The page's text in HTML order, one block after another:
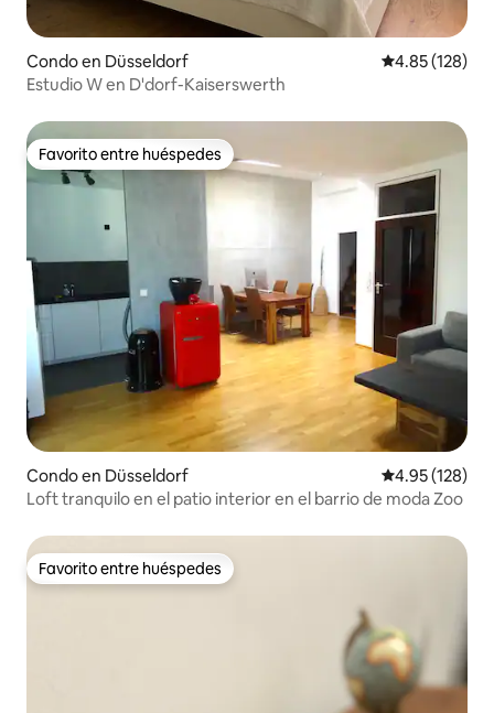
Condo en Düsseldorf Calificación
4.85 (128)
Estudio W en D'dorf-Kaiserswerth
Favorito entre huéspedes
Favorito entre huéspedes
Condo en Düsseldorf Calificación
4.95 (128)
Loft tranquilo en el patio interior en el barrio de moda Zoo
Favorito entre huéspedes
Favorito entre huéspedes